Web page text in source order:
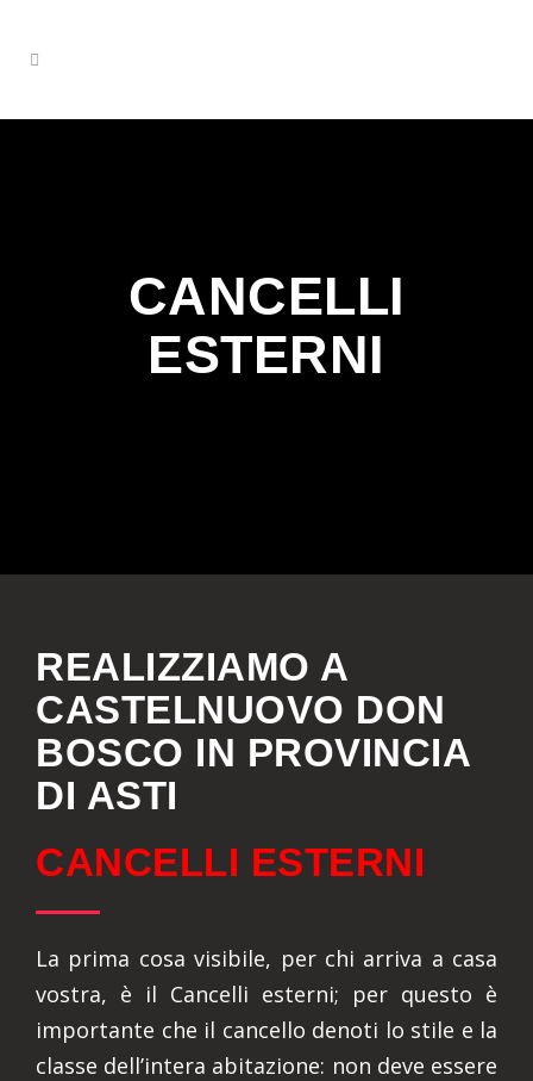
CANCELLI
ESTERNI
REALIZZIAMO A
CASTELNUOVO DON
BOSCO IN PROVINCIA
DI ASTI
CANCELLI ESTERNI
La prima cosa visibile, per chi arriva a casa
vostra, è il Cancelli esterni; per questo è
importante che il cancello denoti lo stile e la
classe dell’intera abitazione: non deve essere